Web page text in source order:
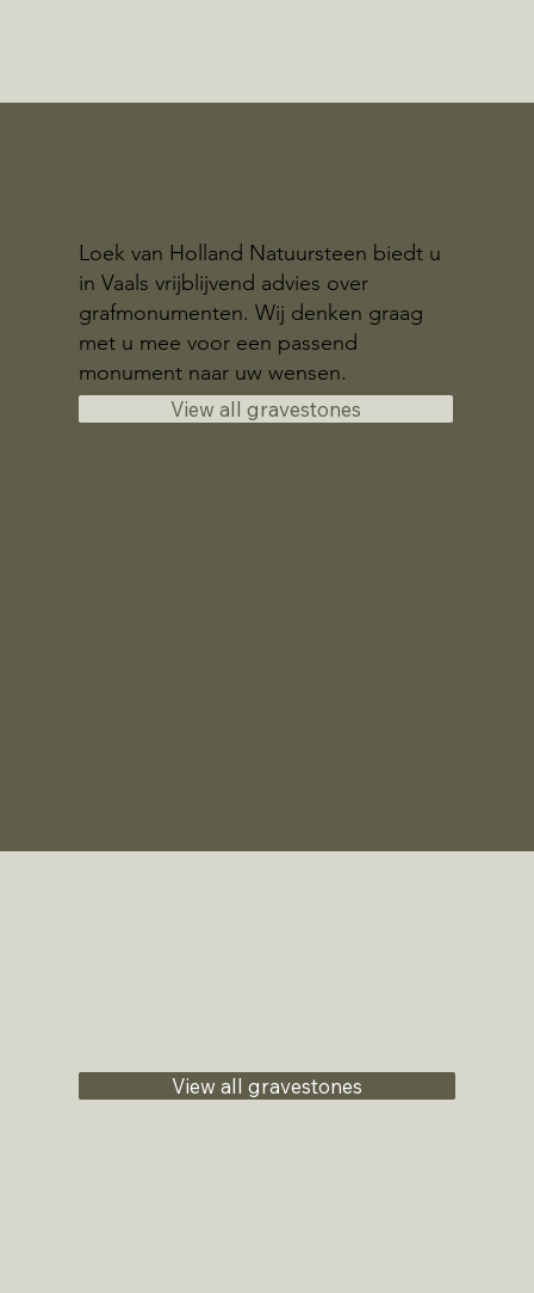
Loek van Holland Natuursteen biedt u
in Vaals vrijblijvend advies over
grafmonumenten. Wij denken graag
met u mee voor een passend
monument naar uw wensen.
View all gravestones
View all gravestones